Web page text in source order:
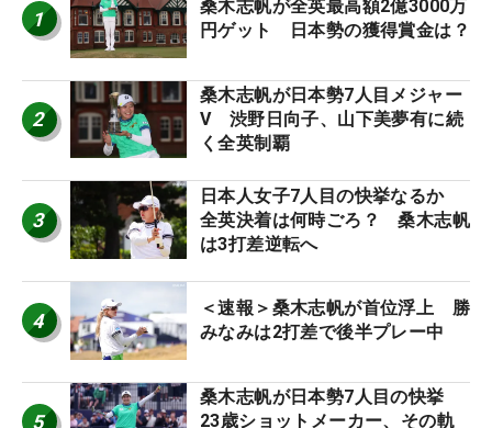
1
桑木志帆が全英最高額2億3000万
円ゲット 日本勢の獲得賞金は？
2
桑木志帆が日本勢7人目メジャー
V 渋野日向子、山下美夢有に続
く全英制覇
3
日本人女子7人目の快挙なるか
全英決着は何時ごろ？ 桑木志帆
は3打差逆転へ
4
＜速報＞桑木志帆が首位浮上 勝
みなみは2打差で後半プレー中
5
桑木志帆が日本勢7人目の快挙
23歳ショットメーカー、その軌